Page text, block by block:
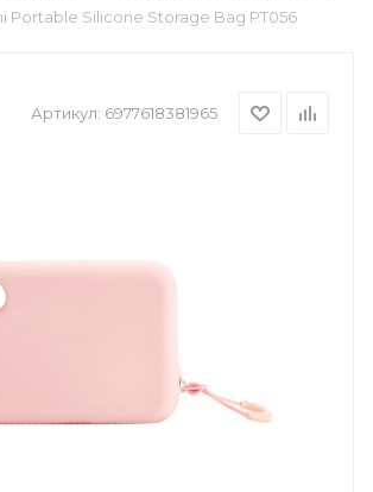
Portable Silicone Storage Bag PT056
Артикул: 6977618381965